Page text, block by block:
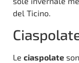
del Ticino.
Le ciaspolate